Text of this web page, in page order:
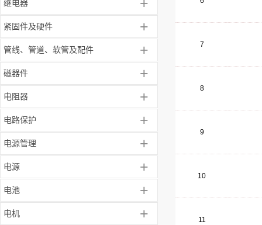
继电器
紧固件及硬件 +
管线、管道、软管及配件 +
磁器件 +
电阻器 +
电路保护 +
电源管理 +
电源 +
电池 +
电机 +
7
8
9
10
11